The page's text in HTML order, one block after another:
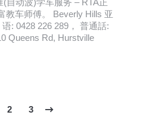
自动波)学车服务 – RTA正
教车师傅。 Beverly Hills 亚
: 0428 226 289， 普通話:
Queens Rd, Hurstville
2 3